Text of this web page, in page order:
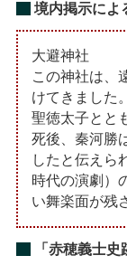
境内掲示によ
大避神社
この神社は、
けてきました
聖徳太子とと
死後、秦河勝
したと伝えら
時代の演劇）
い舞楽面が残
「赤穂義士